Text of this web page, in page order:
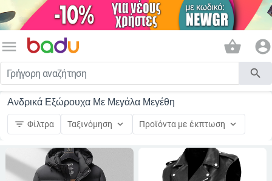
menu shopping_basket account_circle
search
Ανδρικά Εξώρουχα Με Μεγάλα Μεγέθη
filter_list Φίλτρα Ταξινόμηση keyboard_arrow_down Προϊόντα με έκπτωση keyboard_arrow_down